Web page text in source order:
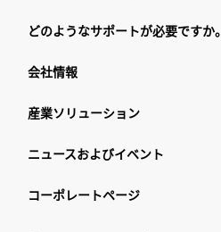
どのようなサポートが必要ですか。
会社情報
産業ソリューション
ニュースおよびイベント
コーポレートページ